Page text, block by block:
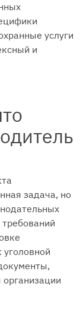
услуги
и
задача, но